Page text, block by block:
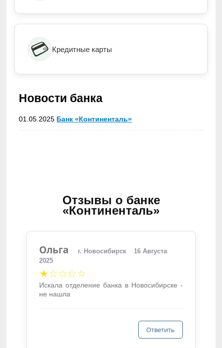
💳 Кредитные карты
Новости банка
01.05.2025 Банк «Континенталь»
Отзывы о банке
«Континенталь»
Ольга г. Новосибирск
16 Августа
2025
★☆☆☆☆
Искала отделение банка в Новосибирске -
не нашла
Ответить